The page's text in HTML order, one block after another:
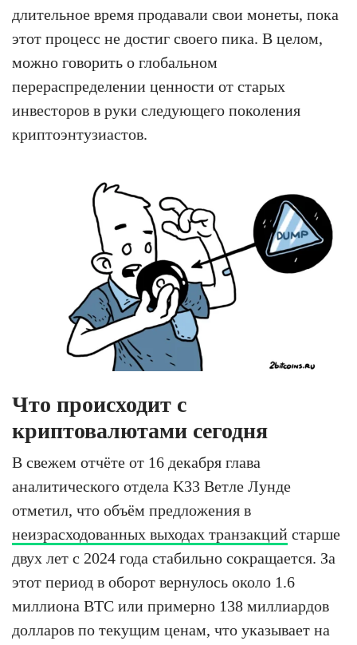
длительное время продавали свои монеты, пока
этот процесс не достиг своего пика. В целом,
можно говорить о глобальном
перераспределении ценности от старых
инвесторов в руки следующего поколения
криптоэнтузиастов.
Что происходит с
криптовалютами сегодня
В свежем отчёте от 16 декабря глава
аналитического отдела K33 Ветле Лунде
отметил, что объём предложения в
неизрасходованных выходах транзакций старше
двух лет с 2024 года стабильно сокращается. За
этот период в оборот вернулось около 1.6
миллиона BTC или примерно 138 миллиардов
долларов по текущим ценам, что указывает на